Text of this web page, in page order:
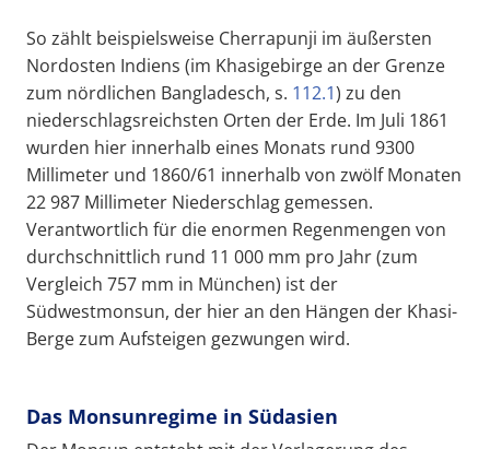
So zählt beispielsweise Cherrapunji im äußersten
Nordosten Indiens (im Khasigebirge an der Grenze
zum nördlichen Bangladesch, s. 112.1) zu den
niederschlagsreichsten Orten der Erde. Im Juli 1861
wurden hier innerhalb eines Monats rund 9300
Millimeter und 1860/61 innerhalb von zwölf Monaten
22 987 Millimeter Niederschlag gemessen.
Verantwortlich für die enormen Regenmengen von
durchschnittlich rund 11 000 mm pro Jahr (zum
Vergleich 757 mm in München) ist der
Südwestmonsun, der hier an den Hängen der Khasi-
Berge zum Aufsteigen gezwungen wird.
Das Monsunregime in Südasien